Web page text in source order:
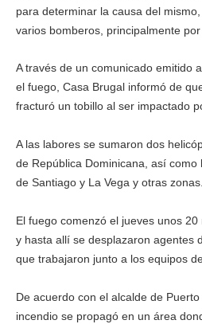
para determinar la causa del
varios bomberos, principalmente
A través de un comunicado emitido
el fuego, Casa Brugal informó de
fracturó un tobillo al ser impactado
A las labores se sumaron dos
de República Dominicana, así
de Santiago y La Vega y otras zonas.
El fuego comenzó el jueves unos
y hasta allí se desplazaron agentes
que trabajaron junto a los equipos
De acuerdo con el alcalde de
incendio se propagó en un área